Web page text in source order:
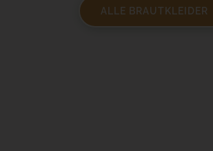
ALLE BRAUTKLEIDER